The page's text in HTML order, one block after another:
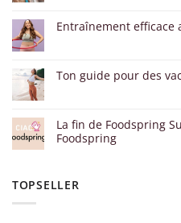
Entraînement efficace
Ton guide pour des
La fin de Foodspring
Foodspring
TOPSELLER